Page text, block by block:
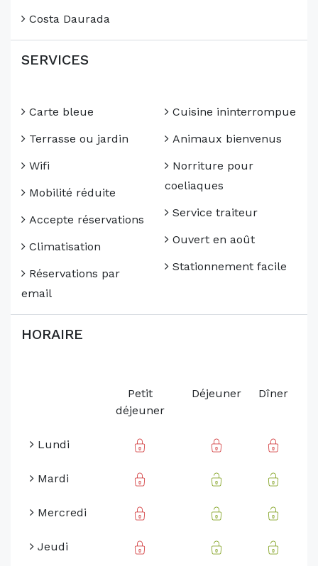
Costa Daurada
SERVICES
Carte bleue
Terrasse ou jardin
Wifi
Mobilité réduite
Accepte réservations
Climatisation
Réservations par
email
Cuisine ininterrompue
Animaux bienvenus
Norriture pour
coeliaques
Service traiteur
Ouvert en août
Stationnement facile
HORAIRE
Petit
déjeuner
Déjeuner Dîner
Lundi
Mardi
Mercredi
Jeudi